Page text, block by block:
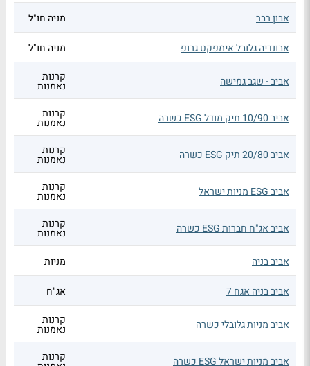
אבון רבר מניה חו"ל
אבונדיה גלובל אימפקט גרופ מניה חו"ל
אביב - שגב גמישה קרנות
נאמנות
אביב 10/90 תיק מודל ESG כשרה קרנות
נאמנות
אביב 20/80 תיק ESG כשרה קרנות
נאמנות
אביב ESG מניות ישראל קרנות
נאמנות
אביב אג"ח חברות ESG כשרה קרנות
נאמנות
אביב בניה
מניות
אביב בניה אגח 7 אג"ח
אביב מניות גלובלי כשרה קרנות
נאמנות
אביב מניות ישראל ESG כשרה קרנות